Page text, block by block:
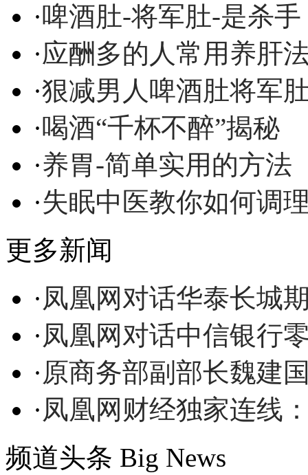
·啤酒肚-将军肚-是杀手
·应酬多的人常用养肝
·狠减男人啤酒肚将军
·喝酒“千杯不醉”揭秘
·养胃-简单实用的方法
·失眠中医教你如何调
更多新闻
·凤凰网对话华泰长城
·凤凰网对话中信银行
·原商务部副部长魏建
·凤凰网财经独家连线
频道头条 Big News